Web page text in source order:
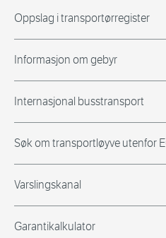
Oppslag i transportørregister
Informasjon om gebyr
Internasjonal busstransport
Søk om transportløyve utenfor
Varslingskanal
Garantikalkulator